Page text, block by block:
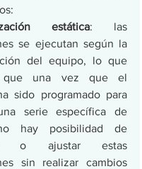
estática: las
se ejecutan según la
del equipo, lo que
que una vez que el
sido programado para
serie específica de
hay posibilidad de
o ajustar estas
sin realizar cambios